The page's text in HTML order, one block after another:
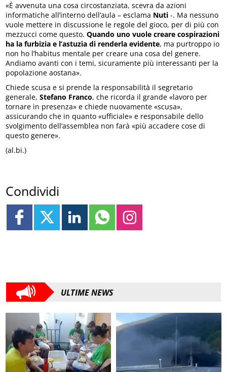
«È avvenuta una cosa circostanziata, scevra da azioni
informatiche all’interno dell’aula – esclama Nuti -. Ma nessuno
vuole mettere in discussione le regole del gioco, per di più con
mezzucci come questo.Quando uno vuole creare cospirazioni
ha la furbizia e l’astuzia di renderla evidente, ma purtroppo io
non ho l’habitus mentale per creare una cosa del genere.
Andiamo avanti con i temi, sicuramente più interessanti per la
popolazione aostana».
Chiede scusa e si prende la responsabilità il segretario
generale,Stefano Franco, che ricorda il grande «lavoro per
tornare in presenza» e chiede nuovamente «scusa»,
assicurando che in quanto «ufficiale» e responsabile dello
svolgimento dell’assemblea non farà «più accadere cose di
questo genere».
(al.bi.)
Condividi
ULTIME NEWS